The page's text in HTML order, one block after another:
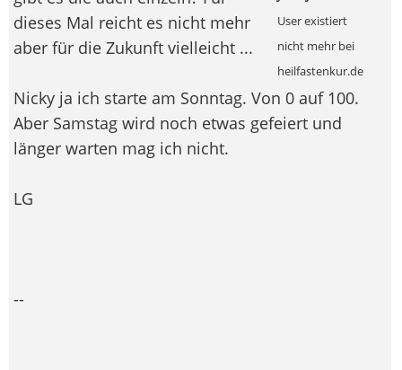
User existiert
nicht mehr bei
heilfastenkur.de
dieses Mal reicht es nicht mehr
aber für die Zukunft vielleicht ...
Nicky ja ich starte am Sonntag. Von 0 auf 100.
Aber Samstag wird noch etwas gefeiert und
länger warten mag ich nicht.
LG
--